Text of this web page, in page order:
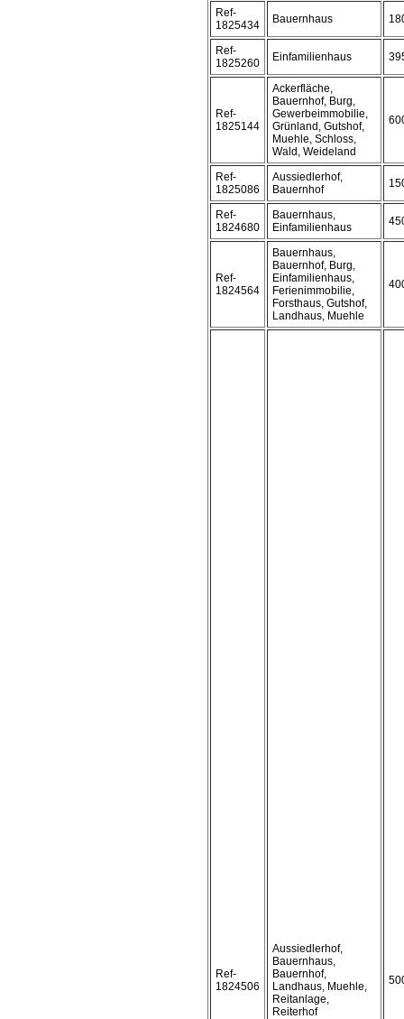
Ref-
1825434
Bauernhaus
Ref-
1825260
Einfamilienhaus
Ref-
1825144
Ackerfläche,
Bauernhof, Burg,
Gewerbeimmobilie,
Grünland, Gutshof,
Muehle, Schloss,
Wald, Weideland
Ref-
1825086
Aussiedlerhof,
Bauernhof
Ref-
1824680
Bauernhaus,
Einfamilienhaus
Ref-
1824564
Bauernhaus,
Bauernhof, Burg,
Einfamilienhaus,
Ferienimmobilie,
Forsthaus, Gutshof,
Landhaus, Muehle
Ref-
1824506
Aussiedlerhof,
Bauernhaus,
Bauernhof,
Landhaus, Muehle,
Reitanlage,
Reiterhof